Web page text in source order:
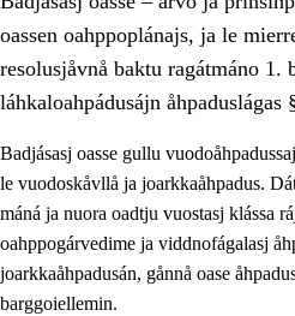
oassen oahppoplánajs, ja le
resolusjåvnå baktu ragátmáno 1.
láhkaloahpádusájn åhpaduslágas
Badjásasj oasse gullu
le vuodoskåvllå ja joarkkaåhpadus.
máná ja nuora oadtju vuostasj klássa
oahppogárvedime ja viddnofágalasj
joarkkaåhpadusán, gånnå oase
barggoiellemin.